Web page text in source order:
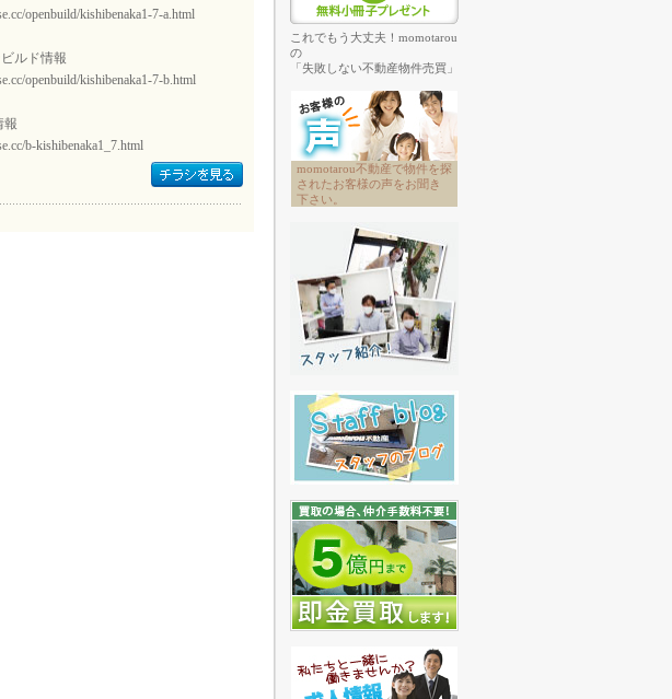
openbuild/kishibenaka1-7-a.html
ルド情報
openbuild/kishibenaka1-7-b.html
報
b-kishibenaka1_7.html
これでもう大丈夫！momotarou
の
「失敗しない不動産物件売買」
momotarou不動産で物件を探
されたお客様の声をお聞き
下さい。